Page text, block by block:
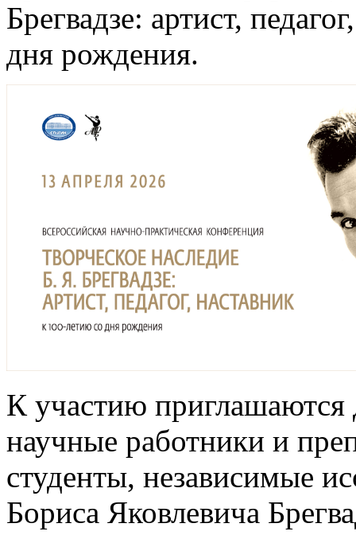
Брегвадзе: артист,
дня рождения.
К участию приглашаются
научные работники и
студенты, независимые
Бориса Яковлевича